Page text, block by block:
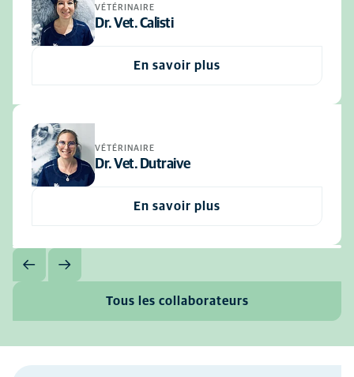
VÉTÉRINAIRE
Dr. Vet. Calisti
En savoir plus
VÉTÉRINAIRE
Dr. Vet. Dutraive
En savoir plus
Tous les collaborateurs